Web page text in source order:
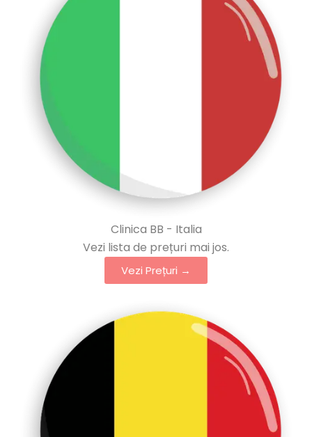
Clinica BB - Italia
Vezi lista de prețuri mai jos.
Vezi Prețuri →